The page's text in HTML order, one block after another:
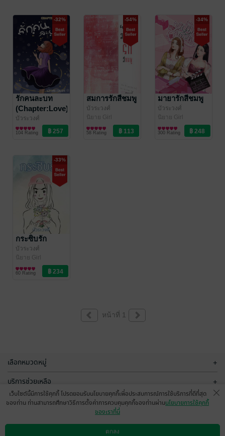
-32%
รักคนละบท
(Chapter:Love)
บัวระวงศ์
นิยาย Girl
Love/Yuri
104 Rating
-54%
สมการรักสีชมพู
บัวระวงศ์
นิยาย Girl
Love/Yuri
58 Rating
-34%
มายารักสีชมพู
บัวระวงศ์
นิยาย Girl
Love/Yuri
300 Rating
-33%
กระซิบรัก
บัวระวงศ์
นิยาย Girl
Love/Yuri
60 Rating
หน้าที่ 1
เลือกหมวดหมู่ +
บริการช่วยเหลือ +
เกี่ยวกับเรา
เว็บไซต์นี้มีการใช้คุกกี้ โปรดยอมรับนโยบายคุกกี้เพื่อประสบการณ์การใช้บริการที่ดีที่สุด
ของท่าน ท่านสามารถศึกษาวิธีการตั้งค่าการควบคุมคุกกี้ของท่านผ่านนโยบายการใช้คุกกี้
ของเราที่นี่
ตกลง